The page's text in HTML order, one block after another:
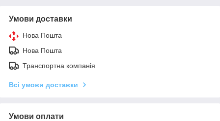
Умови доставки
Нова Пошта
Нова Пошта
Транспортна компанія
Всі умови доставки
Умови оплати